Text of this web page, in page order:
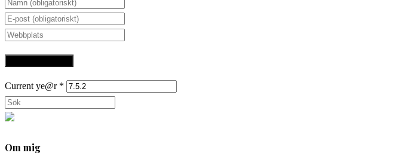
ditt
namn
användarnamn
för
att
kommentera
Ange
din
postadress
för
att
kommentera
Ange
till
din
webbplats
(valfritt)
Current ye@r *
Sök
på
webbplats
Om mig